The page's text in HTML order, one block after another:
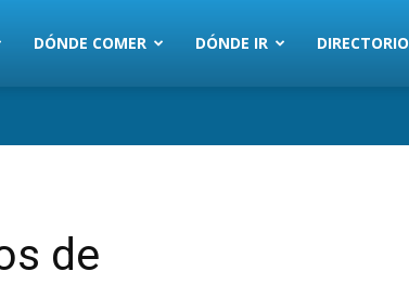
DÓNDE COMER DÓNDE IR DIRECTORIO
de